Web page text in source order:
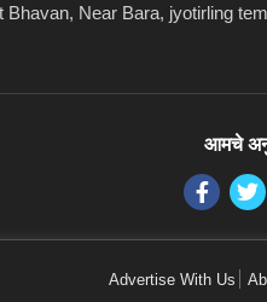
Bhavan, Near Bara, jyotirling
आमचे
Advertise With Us